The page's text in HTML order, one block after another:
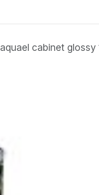
aquael cabinet glossy